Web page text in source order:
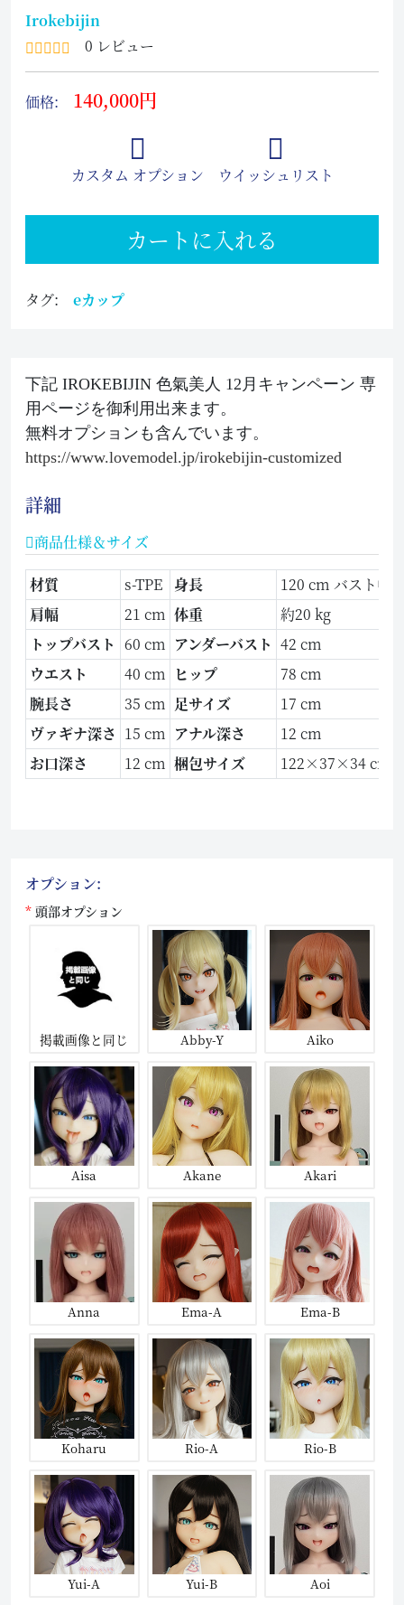
Irokebijin
0 レビュー
価格: 140,000円
カスタム オプション ウイッシュリスト
カートに入れる
タグ: eカップ
下記 IROKEBIJIN 色氣美人 12月キャンペーン 専
用ページを御利用出来ます。
無料オプションも含んでいます。
https://www.lovemodel.jp/irokebijin-customized
詳細
商品仕様＆サイズ
材質 s-TPE 身長
120 cm バスト中
肩幅
21 cm 体重
約20 kg
トップバスト 60 cm アンダーバスト 42 cm
ウエスト
40 cm ヒップ
78 cm
腕長さ
35 cm 足サイズ
17 cm
ヴァギナ深さ 15 cm アナル深さ
12 cm
お口深さ
12 cm 梱包サイズ 122×37×34 cm
オプション:
頭部オプション
掲載画像と同じ Abby-Y Aiko
Aisa Akane Akari
Anna Ema-A Ema-B
Koharu Rio-A Rio-B
Yui-A Yui-B Aoi